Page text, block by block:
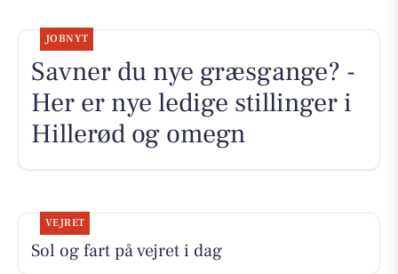
JOBNYT
Savner du nye græsgange? -
Her er nye ledige stillinger i
Hillerød og omegn
VEJRET
Sol og fart på vejret i dag